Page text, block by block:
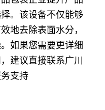
。该设备不仅能够
地去除表面水分，
如果您需要更详细
建议直接联系广川
支持